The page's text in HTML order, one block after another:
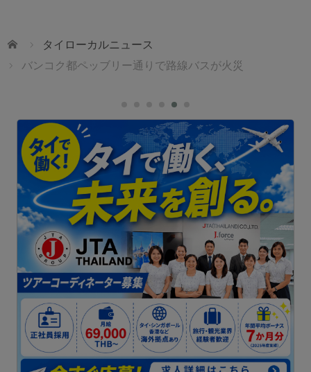
ホーム
タイローカルニュース
バンコク都ペッブリー通りで路線バスが火災